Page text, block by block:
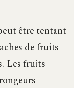
être tentant
de fruits
Les fruits